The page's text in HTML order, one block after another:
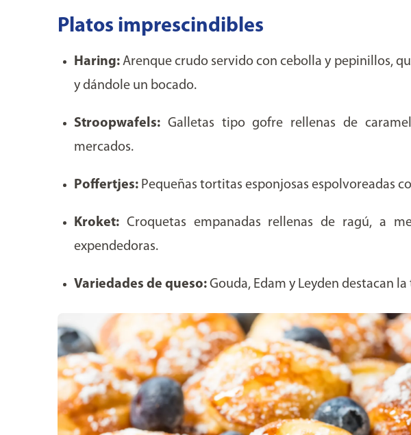
Platos imprescindibles
Haring:Arenque crudo servido con cebolla y pepinillos,
y dándole un bocado.
Stroopwafels: Galletas tipo gofre rellenas de
mercados.
Poffertjes: Pequeñas tortitas esponjosas espolvoreadas
Kroket: Croquetas empanadas rellenas de ragú, a
expendedoras.
Variedades de queso: Gouda, Edam y Leyden destacan